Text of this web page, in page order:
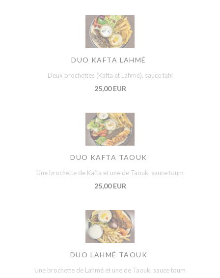
DUO KAFTA LAHMÉ
Deux brochettes (Kafta et Lahmé), sauce tahi
25,00 EUR
DUO KAFTA TAOUK
Une brochette de Kafta et une de Taouk, sauce toum
25,00 EUR
DUO LAHMÉ TAOUK
Une brochette de Lahmé et une de Taouk, sauce toum